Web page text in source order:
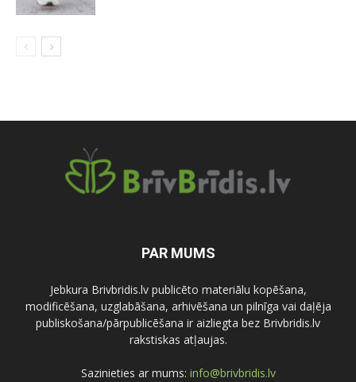
PAR MUMS
Jebkura Brivbridis.lv publicēto materiālu kopēšana,
modificēšana, uzglabāšana, arhivēšana un pilnīga vai daļēja
publiskošana/pārpublicēšana ir aizliegta bez Brivbridis.lv
rakstiskas atļaujas.
Sazinieties ar mums: info@brivbridis.lv